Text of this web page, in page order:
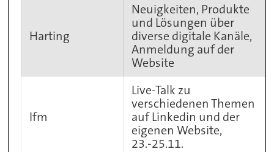
Harting
Neuigkeiten, Produkte
und Lösungen über
diverse digitale Kanäle,
Anmeldung auf der
Website
Ifm
Live-Talk zu
verschiedenen Themen
auf Linkedin und der
eigenen Website,
23.-25.11.